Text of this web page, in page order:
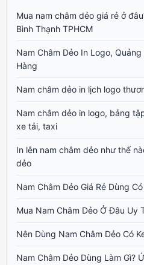
Mua nam châm dẻo giá rẻ ở
Bình Thạnh TPHCM
Nam Châm Dẻo In Logo,
Hàng
Nam châm dẻo in lịch logo
Nam châm dẻo in logo, bảng
xe tải, taxi
In lên nam châm dẻo như thế
dẻo
Nam Châm Dẻo Giá Rẻ Dùng
Mua Nam Châm Dẻo Ở Đâu Uy
Nên Dùng Nam Châm Dẻo Có
Nam Châm Dẻo Dùng Làm Gì?